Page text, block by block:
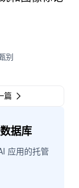
别
篇
据库
应用的托管